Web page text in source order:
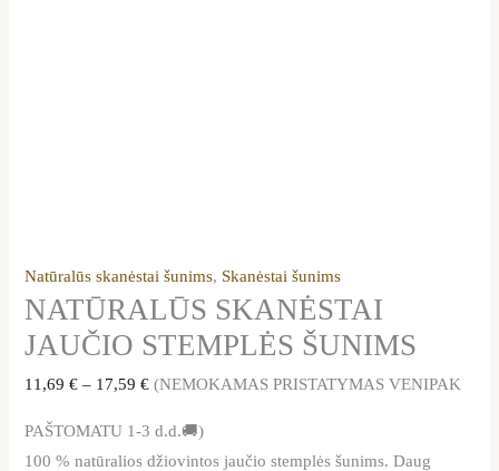
Natūralūs skanėstai šunims, Skanėstai šunims
NATŪRALŪS SKANĖSTAI
JAUČIO STEMPLĖS ŠUNIMS
11,69€ – 17,59€ (NEMOKAMAS PRISTATYMAS VENIPAK
PAŠTOMATU 1-3 d.d.🚚)
100 % natūralios džiovintos jaučio stemplės šunims. Daug